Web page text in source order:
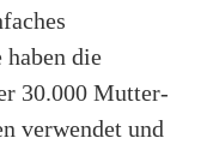
die
30.000 Mutter-
verwendet und